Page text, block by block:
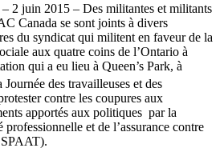
2 juin 2015 – Des militantes et militants
Canada se sont joints à divers
du syndicat qui militent en faveur de la
aux quatre coins de l’Ontario à
qui a eu lieu à Queen’s Park, à
des travailleuses et des
contre les coupures aux
apportés aux politiques par la
et de l’assurance contre